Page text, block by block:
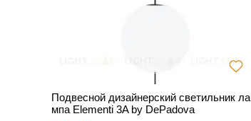
Подвесной дизайнерский светильник ла
мпа Elementi 3A by DePadova